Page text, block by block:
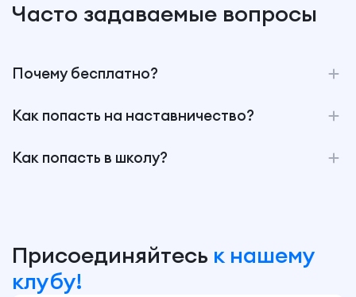
Часто задаваемые вопросы
Почему бесплатно?
Как попасть на наставничество?
Как попасть в школу?
Присоединяйтесь к нашему
клубу!